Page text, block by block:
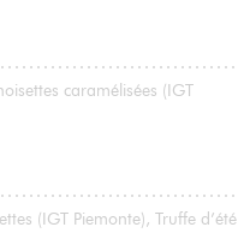
caramélisées (IGT
(IGT Piemonte), Truffe d’été